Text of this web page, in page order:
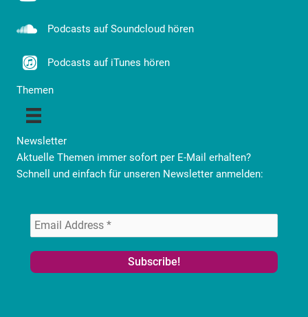
Podcasts auf Soundcloud hören
Podcasts auf iTunes hören
Themen
Newsletter
Aktuelle Themen immer sofort per E-Mail erhalten?
Schnell und einfach für unseren Newsletter anmelden: